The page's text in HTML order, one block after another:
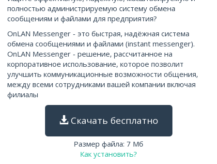
полностью администрируемую систему обмена
сообщениям и файлами для предприятия?
OnLAN Messenger - это быстрая, надёжная система
обмена сообщениями и файлами (instant messenger).
OnLAN Messenger - решение, рассчитанное на
корпоративное использование, которое позволит
улучшить коммуникационные возможности общения,
между всеми сотрудниками вашей компании включая
филиалы
Скачать бесплатно
Размер файла: 7 Мб
Как установить?